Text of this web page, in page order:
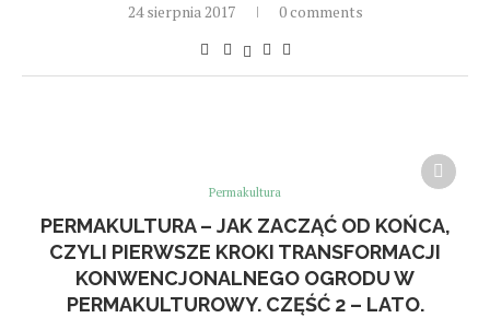
24 sierpnia 2017 0 comments
Permakultura
PERMAKULTURA – JAK ZACZĄĆ OD KOŃCA,
CZYLI PIERWSZE KROKI TRANSFORMACJI
KONWENCJONALNEGO OGRODU W
PERMAKULTUROWY. CZĘŚĆ 2 – LATO.